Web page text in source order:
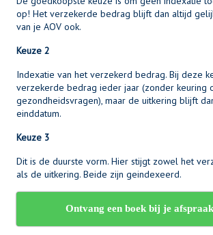
op! Het verzekerde bedrag blijft dan altijd
van je AOV ook.
Keuze 2
Indexatie van het verzekerd bedrag. Bij deze
verzekerde bedrag ieder jaar (zonder keuring
gezondheidsvragen), maar de uitkering blijft
einddatum.
Keuze 3
Dit is de duurste vorm. Hier stijgt zowel het
als de uitkering. Beide zijn geindexeerd.
Ontvang een boek bij je afspraak